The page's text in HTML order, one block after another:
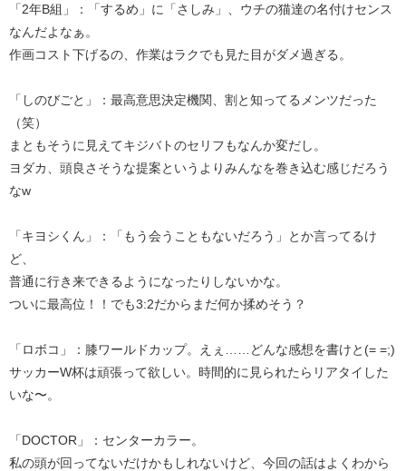
「2年B組」：「するめ」に「さしみ」、ウチの猫達の名付けセンス
なんだよなぁ。
作画コスト下げるの、作業はラクでも見た目がダメ過ぎる。
「しのびごと」：最高意思決定機関、割と知ってるメンツだった
（笑）
まともそうに見えてキジバトのセリフもなんか変だし。
ヨダカ、頭良さそうな提案というよりみんなを巻き込む感じだろう
なw
「キヨシくん」：「もう会うこともないだろう」とか言ってるけ
ど、
普通に行き来できるようになったりしないかな。
ついに最高位！！でも3:2だからまだ何か揉めそう？
「ロボコ」：膝ワールドカップ。えぇ……どんな感想を書けと(= =;)
サッカーW杯は頑張って欲しい。時間的に見られたらリアタイした
いな〜。
「DOCTOR」：センターカラー。
私の頭が回ってないだけかもしれないけど、今回の話はよくわから